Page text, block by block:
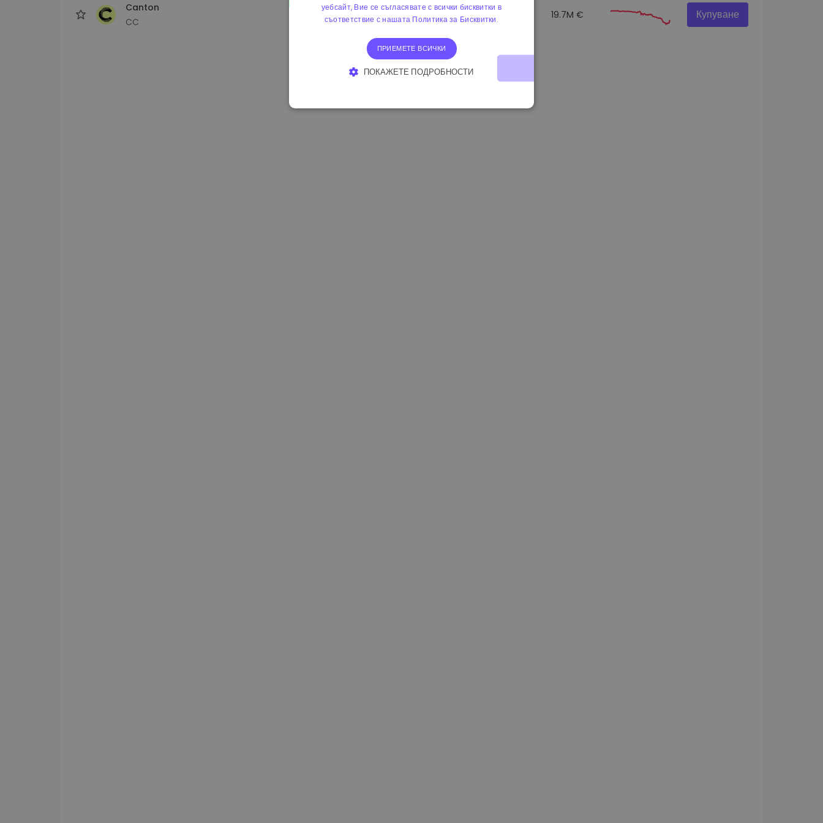
Canton
CC
0.080659000 € -4.80% 19.7M € Купуване
уебсайт, Вие се съгласявате с всички бисквитки в
съответствие с нашата Политика за Бисквитки.
ПРИЕМЕТЕ ВСИЧКИ
ПОКАЖЕТЕ ПОДРОБНОСТИ